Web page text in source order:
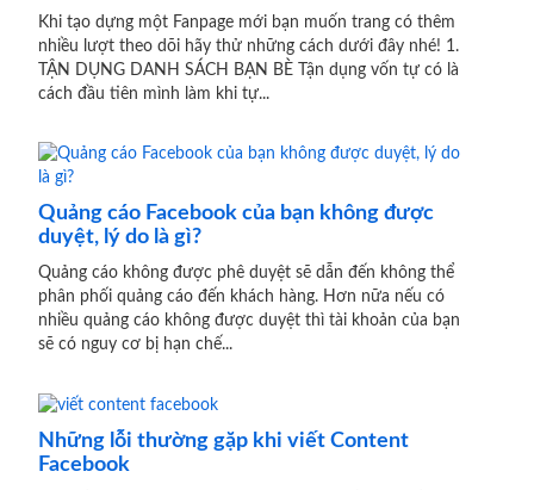
Khi tạo dựng một Fanpage mới bạn muốn trang có thêm
nhiều lượt theo dõi hãy thử những cách dưới đây nhé! 1.
TẬN DỤNG DANH SÁCH BẠN BÈ Tận dụng vốn tự có là
cách đầu tiên mình làm khi tự...
Quảng cáo Facebook của bạn không được
duyệt, lý do là gì?
Quảng cáo không được phê duyệt sẽ dẫn đến không thể
phân phối quảng cáo đến khách hàng. Hơn nữa nếu có
nhiều quảng cáo không được duyệt thì tài khoản của bạn
sẽ có nguy cơ bị hạn chế...
Những lỗi thường gặp khi viết Content
Facebook